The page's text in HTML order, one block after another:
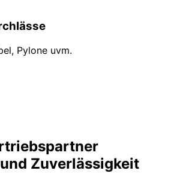
Pylone uvm.
Zuverlässigkeit